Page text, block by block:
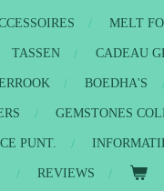
MELT
TASSEN CADEAU
BOEDHA'S
GEMSTONES
PUNT.
REVIEWS